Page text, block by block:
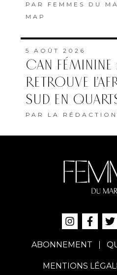
PAR FEMMES DU
MAP
5 AOÛT 2026
CAN
RETROUVE
SUD EN
PAR LA RÉDACTION
ABONNEMENT
MENTIONS